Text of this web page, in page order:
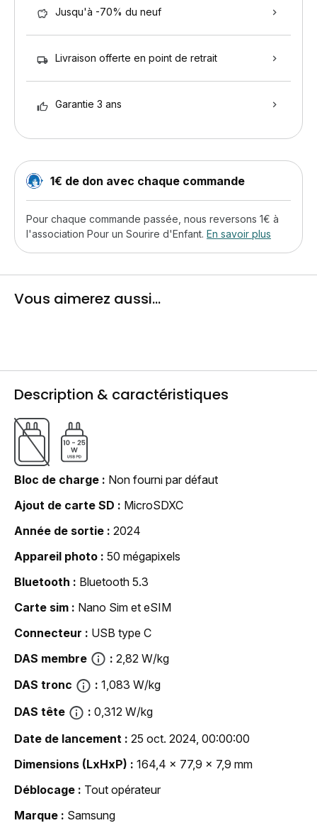
Jusqu'à -70% du neuf
Livraison offerte en point de retrait
Garantie 3 ans
1€ de don avec chaque commande
Pour chaque commande passée, nous reversons 1€ à
l'association Pour un Sourire d'Enfant. En savoir plus
Vous aimerez aussi...
Description & caractéristiques
Bloc de charge
Non fourni par défaut
Ajout de carte SD
MicroSDXC
Année de sortie
2024
Appareil photo
50 mégapixels
Bluetooth
Bluetooth 5.3
Carte sim
Nano Sim et eSIM
Connecteur
USB type C
DAS membre
2,82 W/kg
DAS tronc
1,083 W/kg
DAS tête
0,312 W/kg
Date de lancement
25 oct. 2024, 00:00:00
Dimensions (LxHxP)
164,4 x 77,9 x 7,9 mm
Déblocage
Tout opérateur
Marque
Samsung